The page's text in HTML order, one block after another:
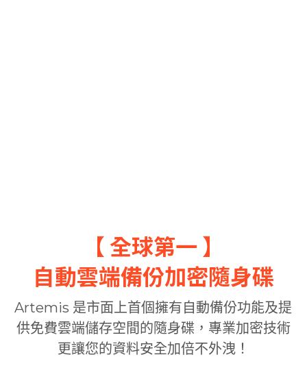
【 全球第一 】
自動雲端備份加密隨身碟
Artemis 是市面上首個擁有自動備份功能及提
供免費雲端儲存空間的隨身碟，專業加密技術
更讓您的資料安全加倍不外洩！